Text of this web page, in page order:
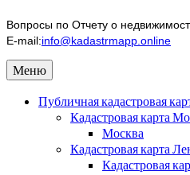
Вопросы по Отчету о
E-mail:info@kadastrmapp.online
Меню
Публичная кадастровая
Кадастровая карта
Москва
Кадастровая карта
Кадастровая